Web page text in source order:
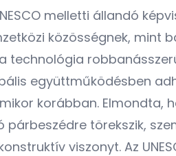
melletti állandó
közösségnek,
technológia
együttműködésben
korábban.
párbeszédre törekszik,
viszonyt. Az